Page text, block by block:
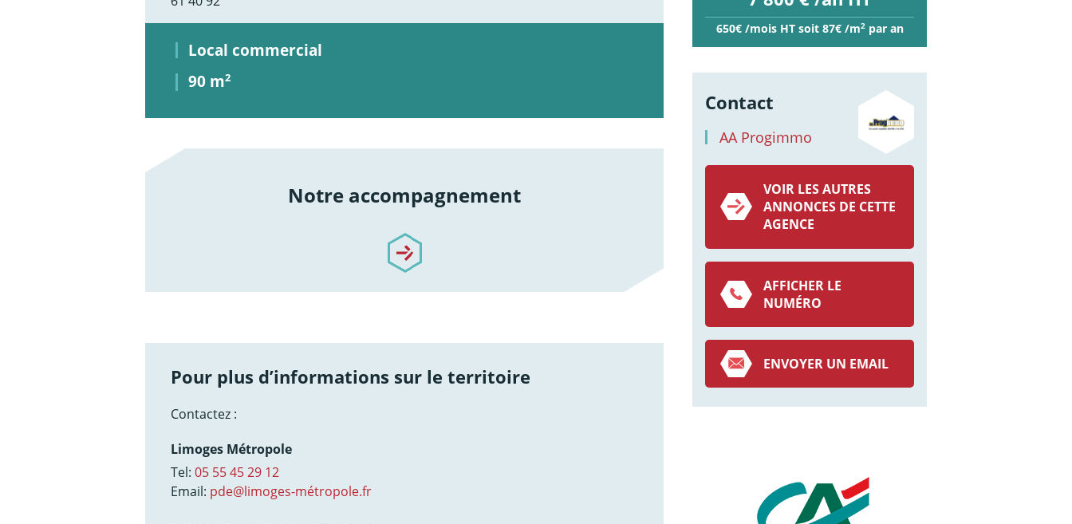
Local commercial
90 m2
Notre accompagnement
/notre-accompagnement
Pour plus d’informations sur le territoire
Contactez :
Limoges Métropole
Tel: 05 55 45 29 12
Email: pde@limoges-métropole.fr
650€ /mois HT soit 87€ /m2par an
Contact
AA Progimmo
VOIR LES AUTRES
ANNONCES DE CETTE
AGENCE
AFFICHER LE
NUMÉRO
ENVOYER UN EMAIL